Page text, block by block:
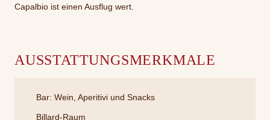
Capalbio ist einen Ausflug wert.
AUSSTATTUNGSMERKMALE
Bar: Wein, Aperitivi und Snacks
Billard-Raum